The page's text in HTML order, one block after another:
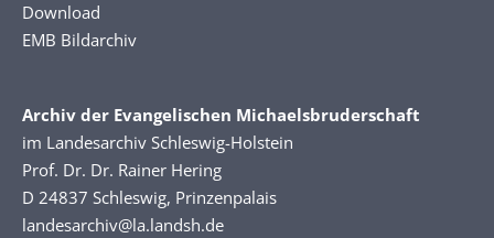
Download
EMB Bildarchiv
Archiv der Evangelischen Michaelsbruderschaft
im Landesarchiv Schleswig-Holstein
Prof. Dr. Dr. Rainer Hering
D 24837 Schleswig, Prinzenpalais
landesarchiv@la.landsh.de